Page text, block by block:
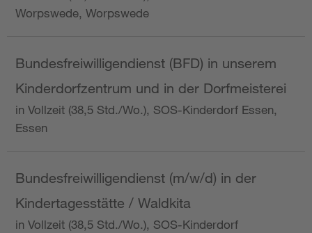
Worpswede, Worpswede
Bundesfreiwilligendienst (BFD) in unserem
Kinderdorfzentrum und in der Dorfmeisterei
in Vollzeit (38,5 Std./Wo.), SOS-Kinderdorf Essen,
Essen
Bundesfreiwilligendienst (m/w/d) in der
Kindertagesstätte / Waldkita
in Vollzeit (38,5 Std./Wo.), SOS-Kinderdorf